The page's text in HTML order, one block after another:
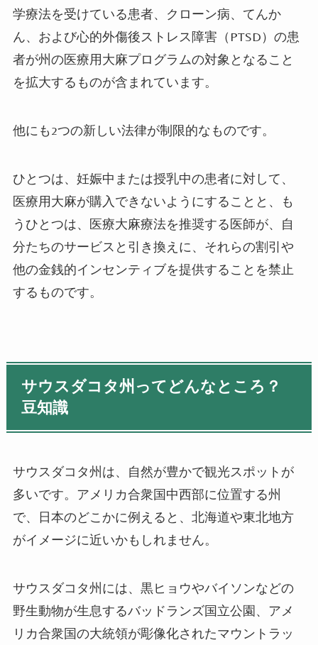
学療法を受けている患者、クローン病、てんか
ん、および心的外傷後ストレス障害（ PTSD）の患
者が州の医療用大麻プログラムの対象となること
を拡大するものが含まれています。
他にも2つの新しい法律が制限的なものです。
ひとつは、妊娠中または授乳中の患者に対して、
医療用大麻が購入できないようにすることと、も
うひとつは、医療大麻療法を推奨する医師が、自
分たちのサービスと引き換えに、それらの割引や
他の金銭的インセンティブを提供することを禁止
するものです。
サウスダコタ州ってどんなところ？
豆知識
サウスダコタ州は、自然が豊かで観光スポットが
多いです。アメリカ合衆国中西部に位置する州
で、日本のどこかに例えると、北海道や東北地方
がイメージに近いかもしれません。
サウスダコタ州には、黒ヒョウやバイソンなどの
野生動物が生息するバッドランズ国立公園、アメ
リカ合衆国の大統領が彫像化されたマウントラッ